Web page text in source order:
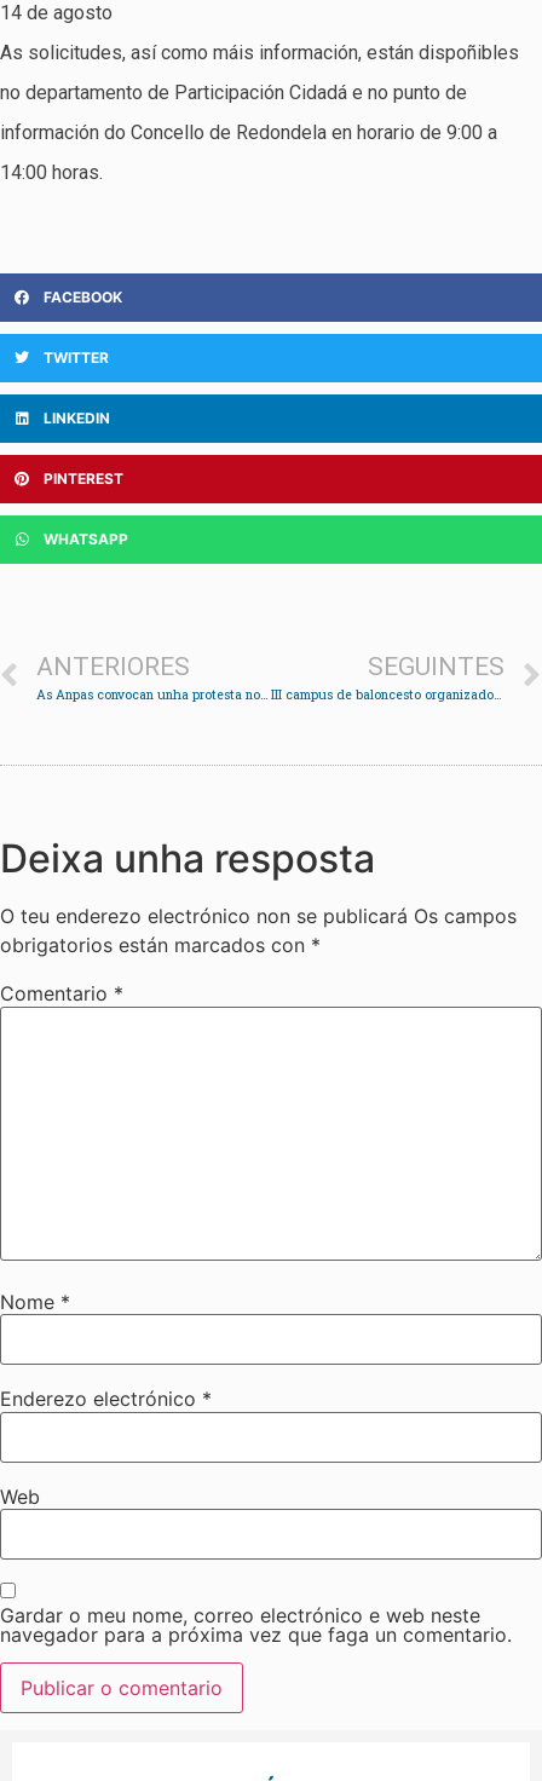
14 de agosto
As solicitudes, así como máis información, están dispoñibles
no departamento de Participación Cidadá e no punto de
información do Concello de Redondela en horario de 9:00 a
14:00 horas.
FACEBOOK
TWITTER
LINKEDIN
PINTEREST
WHATSAPP
ANTERIORES
As Anpas convocan unha protesta no Concello pola gratuidade dos libros de texto
SEGUINTES
III campus de baloncesto organizado polo Club de Baloncesto de Redondela
Deixa unha resposta
O teu enderezo electrónico non se publicará Os campos
obrigatorios están marcados con *
Comentario *
Nome *
Enderezo electrónico *
Web
Gardar o meu nome, correo electrónico e web neste
navegador para a próxima vez que faga un comentario.